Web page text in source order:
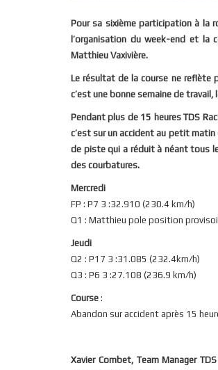
Pour sa sixième participation à la
l’organisation du week-end et la
Matthieu Vaxivière.
Le résultat de la course ne reflète
c’est une bonne semaine de
Pendant plus de 15 heures TDS
c’est sur un accident au petit matin
de piste qui a réduit à néant tous
des courbatures.
Mercredi
FP : P7 3 :32.910 (230.4 km/h)
Q1 : Matthieu pole position
Jeudi
Q2 : P17 3 :31.085 (232.4km/h)
Q3 : P6 3 :27.108 (236.9 km/h)
Course :
Abandon sur accident après 15
Xavier Combet, Team Manager